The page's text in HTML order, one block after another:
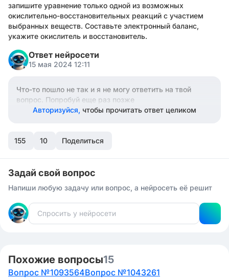
запишите уравнение только одной из возможных
окислительно-восстановительных реакций с участием
выбранных веществ. Составьте электронный баланс,
укажите окислитель и восстановитель.
Ответ нейросети
15 мая 2024 12:11
Что-то пошло не так и я не могу ответить на твой
вопрос. Попробуй еще раз позже
Авторизуйся, чтобы прочитать ответ целиком
155 10 Поделиться
Задай свой вопрос
Напиши любую задачу или вопрос, а нейросеть её решит
Похожие вопросы15
Вопрос №1093564Вопрос №1043261